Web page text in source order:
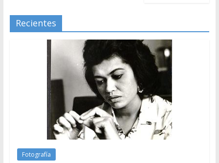
Recientes
Fotografía